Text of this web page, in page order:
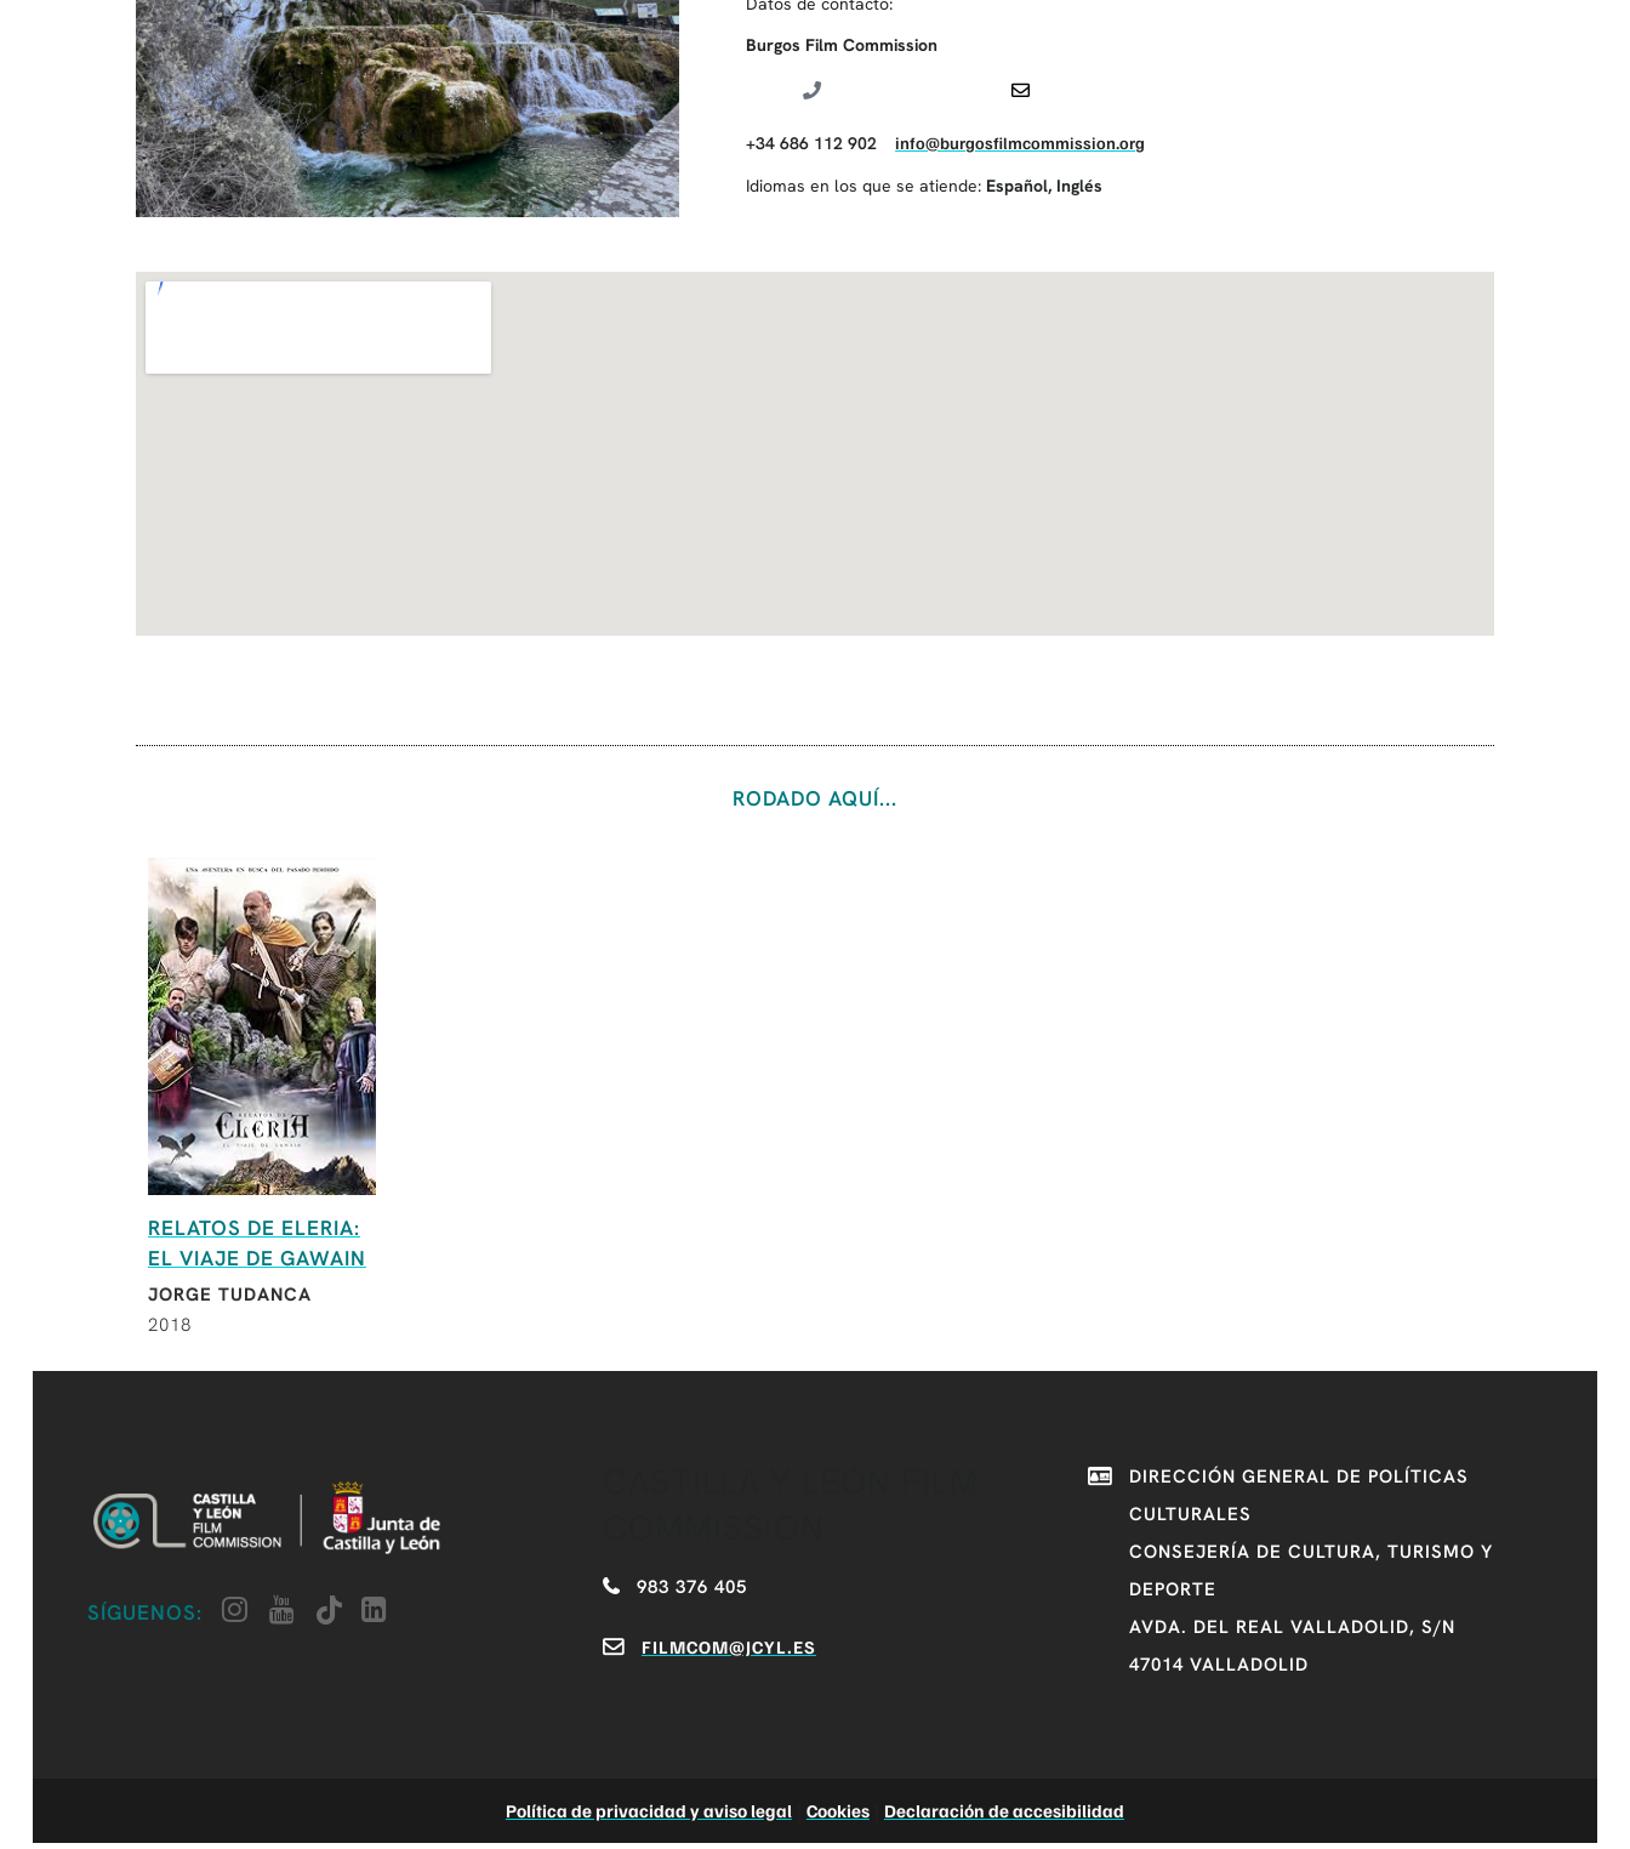
Burgos Film Commission
‪+34 686 112 902‬ info@burgosfilmcommission.org
Idiomas en los que se atiende: Español, Inglés
RODADO AQUÍ...
RELATOS DE ELERIA:
EL VIAJE DE GAWAIN
JORGE TUDANCA
2018
SÍGUENOS:
983 376 405
FILMCOM@JCYL.ES
DIRECCIÓN GENERAL DE POLÍTICAS
CULTURALES
CONSEJERÍA DE CULTURA, TURISMO Y
DEPORTE
AVDA. DEL REAL VALLADOLID, S/N
47014 VALLADOLID
Política de privacidad y aviso legal| Cookies| Declaración de accesibilidad